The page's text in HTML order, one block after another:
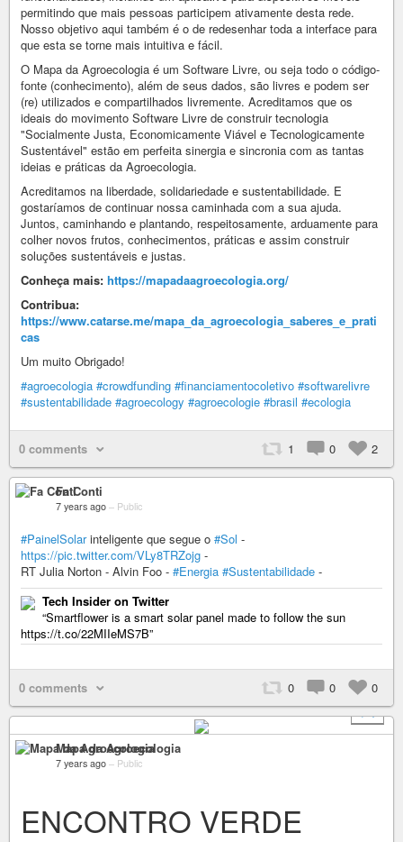
permitindo que mais pessoas participem ativamente desta rede.
Nosso objetivo aqui também é o de redesenhar toda a interface para
que esta se torne mais intuitiva e fácil.
O Mapa da Agroecologia é um Software Livre, ou seja todo o código-
fonte (conhecimento), além de seus dados, são livres e podem ser
(re) utilizados e compartilhados livremente. Acreditamos que os
ideais do movimento Software Livre de construir tecnologia
"Socialmente Justa, Economicamente Viável e Tecnologicamente
Sustentável" estão em perfeita sinergia e sincronia com as tantas
ideias e práticas da Agroecologia.
Acreditamos na liberdade, solidariedade e sustentabilidade. E
gostaríamos de continuar nossa caminhada com a sua ajuda.
Juntos, caminhando e plantando, respeitosamente, arduamente para
colher novos frutos, conhecimentos, práticas e assim construir
soluções sustentáveis e justas.
Conheça mais: https://mapadaagroecologia.org/
Contribua:
https://www.catarse.me/mapa_da_agroecologia_saberes_e_prati
cas
Um muito Obrigado!
#agroecologia #crowdfunding #financiamentocoletivo #softwarelivre
#sustentabilidade #agroecology #agroecologie #brasil #ecologia
0 comments 1 0 2
Fa Conti
7 years ago – Public
#PainelSolarinteligente que segue o #Sol -
https://pic.twitter.com/VLy8TRZojg -
RT Julia Norton - Alvin Foo - #Energia #Sustentabilidade -
Tech Insider on Twitter
“Smartflower is a smart solar panel made to follow the sun
https://t.co/22MIIeMS7B”
0 comments 0 0
0
+ 1
Mapa da Agroecologia
7 years ago – Public
ENCONTRO VERDE